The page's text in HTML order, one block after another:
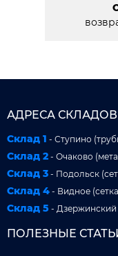
АДРЕСА СКЛАДОВ
Склад 1 - Ступино
Склад 2 - Очаково
Склад 3 - Подольск
Склад 4 - Видное
Склад 5 - Дзержинский
ПОЛЕЗНЫЕ